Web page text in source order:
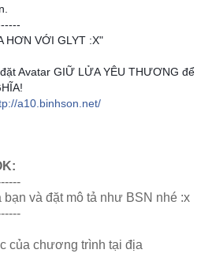
HƠN VỚI GLYT :X"
Avatar GIỮ LỬA YÊU THƯƠNG để
a10.binhson.net/
bạn và đặt mô tả như BSN nhé :x
của chương trình tại địa